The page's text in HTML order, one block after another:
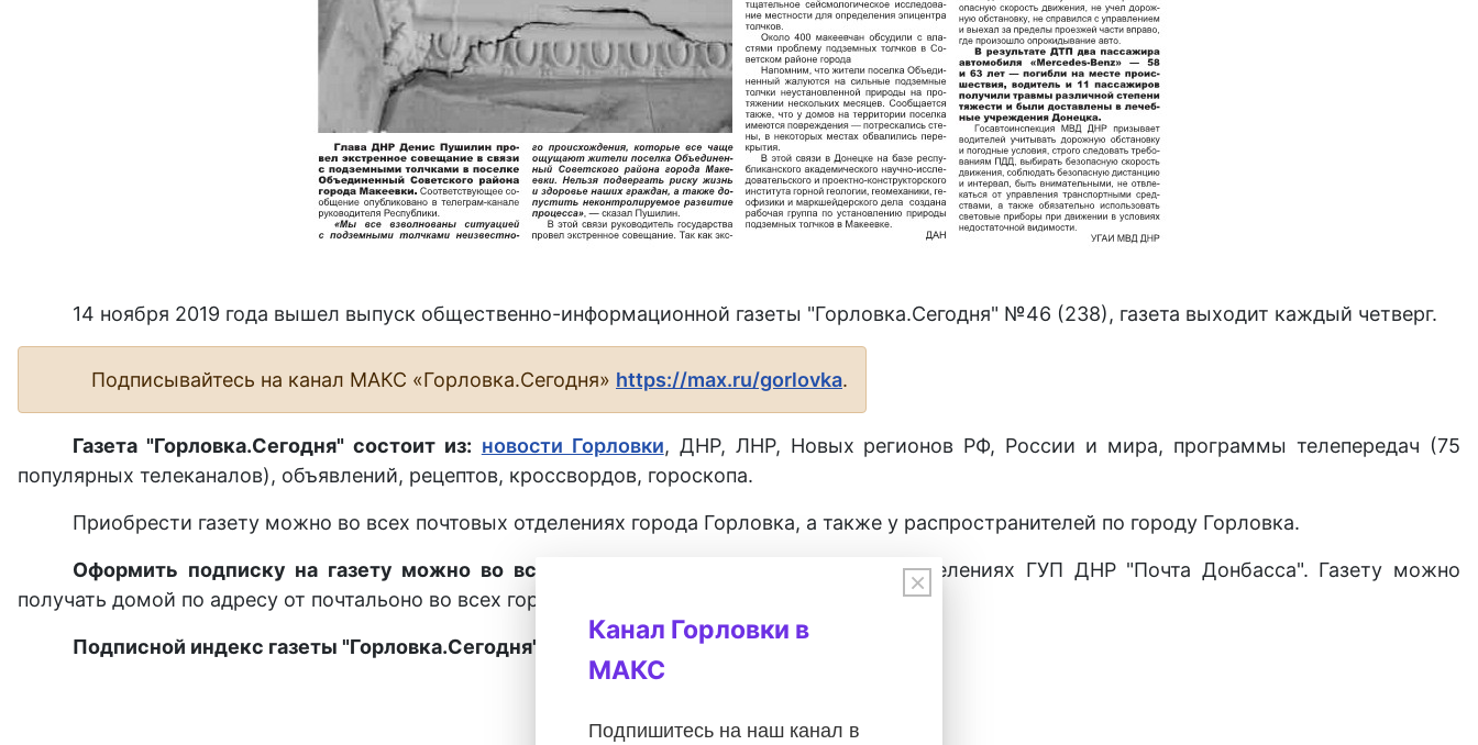
14 ноября 2019 года вышел выпуск общественно-информационной газеты "Горловка.Сегодня" №46 (238), газета выходит каждый четверг.
Подписывайтесь на канал МАКС «Горловка.Сегодня» https://max.ru/gorlovka.
Газета "Горловка.Сегодня" состоит из: новости Горловки, ДНР, ЛНР, Новых регионов РФ, России и мира, программы телепередач (75
популярных телеканалов), объявлений, рецептов, кроссвордов, гороскопа.
Приобрести газету можно во всех почтовых отделениях города Горловка, а также у распространителей по городу Горловка.
Оформить подписку на газету можно во всех городах ДНР
во всех почтовых отделениях ГУП ДНР "Почта Донбасса". Газету можно
получать домой по адресу от почтальоно во всех городах ДНР.
Подписной индекс газеты "Горловка.Сегодня" – 28027.
×
Канал Горловки в
МАКС
Подпишитесь на наш канал в